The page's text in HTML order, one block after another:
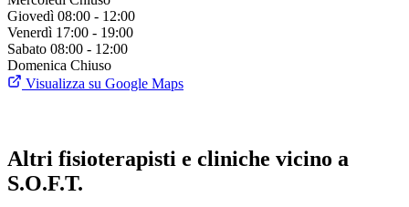
Giovedì 08:00 - 12:00
Venerdì 17:00 - 19:00
Sabato 08:00 - 12:00
Domenica Chiuso
Visualizza su Google Maps
Altri fisioterapisti e cliniche vicino a
S.O.F.T.